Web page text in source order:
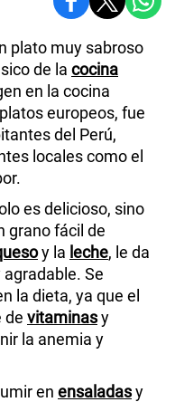
plato muy sabroso
de la cocina
en la cocina
europeos, fue
del Perú,
locales como el
es delicioso, sino
grano fácil de
y la leche, le da
Se
la dieta, ya que el
de vitaminasy
la anemia y
en ensaladasy